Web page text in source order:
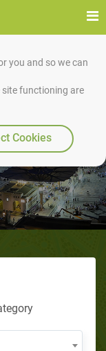
you and so we can
site functioning are
Cookies
间